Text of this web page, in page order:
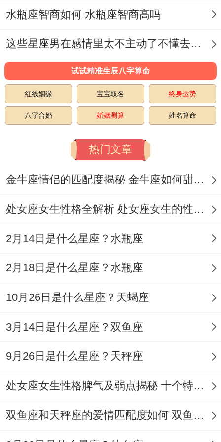
非要冲击深蹲新纪录~教练劝他休息,他脖子
泼出去的水！
”到头来当然是被人抬着下了器械。
这种“打落牙齿跟着血吞”的劲儿~放在事业上
是让人佩服的狠劲儿- 可放在日常生活里就
但需特别指出的是你不得不承认- 正是这种
死要面子活受罪的倔脾气- 让很多狮子座成
有趣的是狮子的倔强里还藏着颗玻璃心。网
上有个段子更加传神:狮子座分手后能秒删每
时就为了看人家有没有一丝后悔...
这种“宁折不弯”的倔，说到底是对自我价值
接受不被尊重 就像草原上的雄狮;宁可饿着
肚子也要守住自己的领地。
水瓶座智商如何 水瓶座智商高吗
这些星座男在感情里太不主动了不懂去爱 这些星座男在感情中排第几
试试精准生辰八字算命
红线姻缘 宝宝取名 终身运势
八字合婚 婚姻测算 姓名算命
热门文章
金牛座情侣的匹配度揭秘 金牛座如何甜蜜恋爱
处女座女生性格全解析 处女座女生的性格是什么样的
2月14日是什么星座？水瓶座
2月18日是什么星座？水瓶座
10月26日是什么星座？天蝎座
3月14日是什么星座？双鱼座
9月26日是什么星座？天秤座
处女座女生性格脾气及弱点揭秘 十个特点惊人！
双鱼座和天秤座的爱情匹配度如何 双鱼天秤缘分会怎样